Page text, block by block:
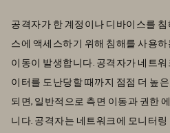
공격자가 한 계정이나 디바이스를
스에 액세스하기 위해 침해를 사용
이동이 발생합니다. 공격자가 네트
이터를 도난당할 때까지 점점 더 높
되면, 일반적으로 측면 이동과 권한
니다. 공격자는 네트워크에 모니터